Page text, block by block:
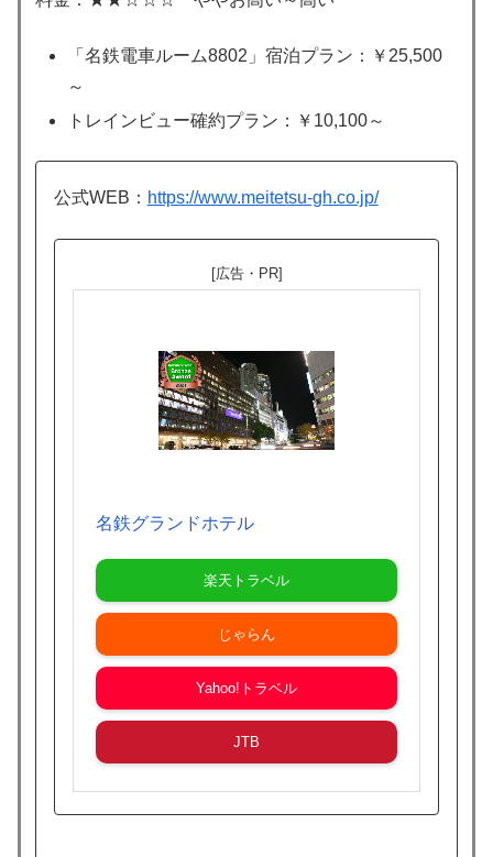
「名鉄電車ルーム8802」宿泊プラン：￥25,500
～
トレインビュー確約プラン：￥10,100～
公式WEB： https://www.meitetsu-gh.co.jp/
[広告・PR]
名鉄グランドホテル
楽天トラベル
じゃらん
Yahoo!トラベル
JTB